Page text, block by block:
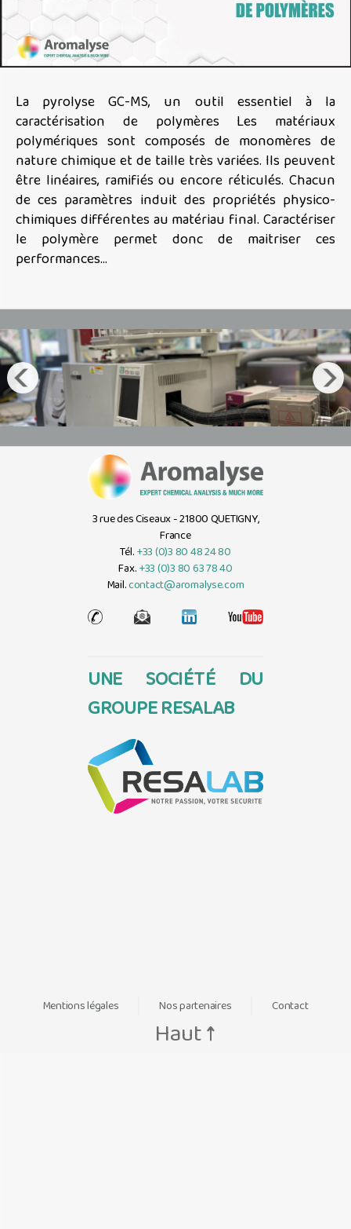
La pyrolyse GC-MS, un outil essentiel à la
caractérisation de polymères Les matériaux
polymériques sont composés de monomères de
nature chimique et de taille très variées. Ils peuvent
être linéaires, ramifiés ou encore réticulés. Chacun
de ces paramètres induit des propriétés physico-
chimiques différentes au matériau final. Caractériser
le polymère permet donc de maitriser ces
performances…
3 rue des Ciseaux - 21800 QUETIGNY,
France
Tél.+33 (0)3 80 48 24 80
Fax.+33 (0)3 80 63 78 40
Mail.contact@aromalyse.com
UNE SOCIÉTÉ DU
GROUPE RESALAB
Mentions légales Nos partenaires Contact
Haut↑